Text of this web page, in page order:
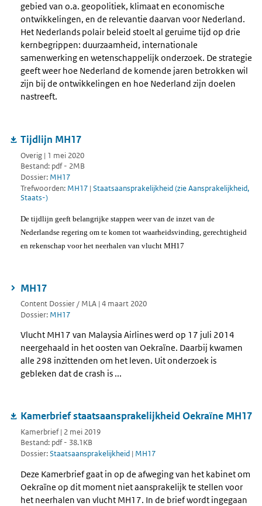
gebied van o.a. geopolitiek, klimaat en economische
ontwikkelingen, en de relevantie daarvan voor Nederland.
Het Nederlands polair beleid stoelt al geruime tijd op drie
kernbegrippen: duurzaamheid, internationale
samenwerking en wetenschappelijk onderzoek. De strategie
geeft weer hoe Nederland de komende jaren betrokken wil
zijn bij de ontwikkelingen en hoe Nederland zijn doelen
nastreeft.
Tijdlijn MH17
Overig | 1 mei 2020
Bestand: pdf - 2MB
Dossier: MH17
Trefwoorden: MH17 | Staatsaansprakelijkheid (zie Aansprakelijkheid,
Staats-)
De tijdlijn geeft belangrijke stappen weer van de inzet van de
Nederlandse regering om te komen tot waarheidsvinding, gerechtigheid
en rekenschap voor het neerhalen van vlucht MH17
MH17
Content Dossier / MLA | 4 maart 2020
Dossier: MH17
Vlucht MH17 van Malaysia Airlines werd op 17 juli 2014
neergehaald in het oosten van Oekraïne. Daarbij kwamen
alle 298 inzittenden om het leven. Uit onderzoek is
gebleken dat de crash is ...
Kamerbrief staatsaansprakelijkheid Oekraïne MH17
Kamerbrief | 2 mei 2019
Bestand: pdf - 38.1KB
Dossier:Staatsaansprakelijkheid | MH17
Deze Kamerbrief gaat in op de afweging van het kabinet om
Oekraïne op dit moment niet aansprakelijk te stellen voor
het neerhalen van vlucht MH17. In de brief wordt ingegaan